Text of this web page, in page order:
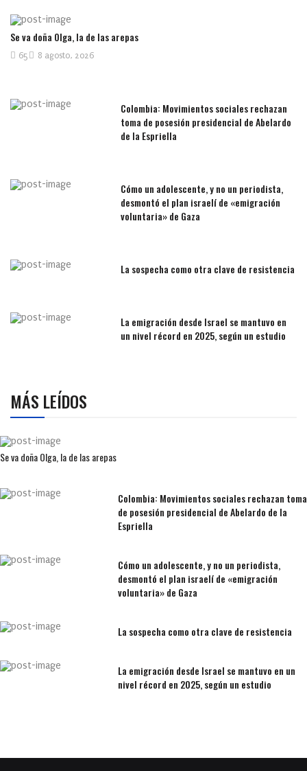
Se va doña Olga, la de las arepas
8 agosto, 2026
65
Colombia: Movimientos sociales rechazan
toma de posesión presidencial de Abelardo
de la Espriella
Cómo un adolescente, y no un periodista,
desmontó el plan israelí de «emigración
voluntaria» de Gaza
La sospecha como otra clave de resistencia
La emigración desde Israel se mantuvo en
un nivel récord en 2025, según un estudio
MÁS LEÍDOS
Se va doña Olga, la de las arepas
Colombia: Movimientos sociales rechazan toma
de posesión presidencial de Abelardo de la
Espriella
Cómo un adolescente, y no un periodista,
desmontó el plan israelí de «emigración
voluntaria» de Gaza
La sospecha como otra clave de resistencia
La emigración desde Israel se mantuvo en un
nivel récord en 2025, según un estudio